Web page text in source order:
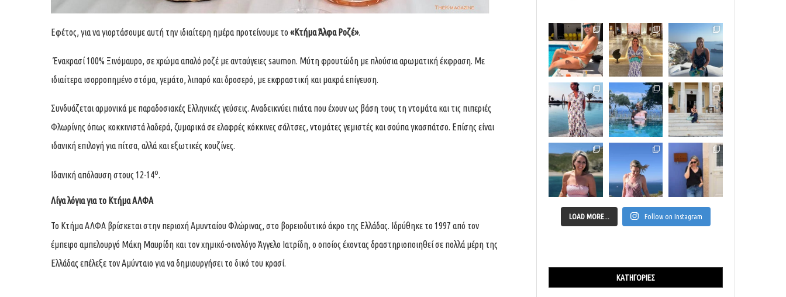
Εφέτος, για να γιορτάσουμε αυτή την ιδιαίτερη ημέρα προτείνουμε το «Κτήμα Άλφα Ροζέ».
Ένακρασί 100% Ξινόμαυρο, σε χρώμα απαλό ροζέ με ανταύγειες saumon. Μύτη φρουτώδη με πλούσια αρωματική έκφραση. Με
ιδιαίτερα ισορροπημένο στόμα, γεμάτο, λιπαρό και δροσερό, με εκφραστική και μακρά επίγευση.
Συνδυάζεται αρμονικά με παραδοσιακές Ελληνικές γεύσεις. Αναδεικνύει πιάτα που έχουν ως βάση τους τη ντομάτα και τις πιπεριές
Φλωρίνης όπως κοκκινιστά λαδερά, ζυμαρικά σε ελαφρές κόκκινες σάλτσες, ντομάτες γεμιστές και σούπα γκασπάτσο. Επίσης είναι
ιδανική επιλογή για πίτσα, αλλά και εξωτικές κουζίνες.
Ιδανική απόλαυση στους 12-14ο.
Λίγα λόγια για το Κτήμα ΑΛΦΑ
Το Κτήμα ΑΛΦΑ βρίσκεται στην περιοχή Αμυνταίου Φλώρινας, στο βορειοδυτικό άκρο της Ελλάδας. Ιδρύθηκε το 1997 από τον
έμπειρο αμπελουργό Μάκη Μαυρίδη και τον χημικό-οινολόγο Άγγελο Ιατρίδη, ο οποίος έχοντας δραστηριοποιηθεί σε πολλά μέρη της
Ελλάδας επέλεξε τον Αμύνταιο για να δημιουργήσει το δικό του κρασί.
LOAD MORE... Follow on Instagram
ΚΑΤΗΓΟΡΊΕΣ